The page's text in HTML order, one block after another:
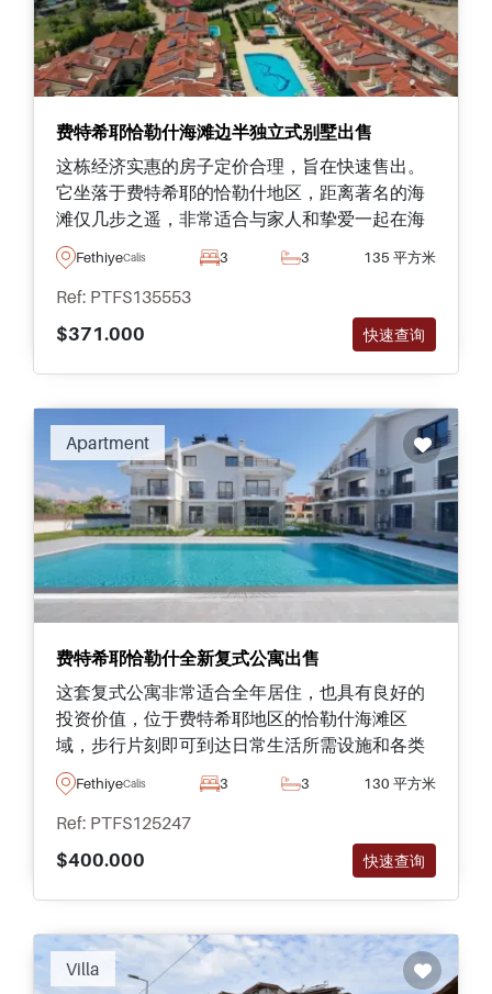
费特希耶恰勒什海滩边半独立式别墅出售
这栋经济实惠的房子定价合理，旨在快速售出。
它坐落于费特希耶的恰勒什地区，距离著名的海
滩仅几步之遥，非常适合与家人和挚爱一起在海
边度过漫长的午后时光。 &nbsp;
FethiyeCalis 3 3 135 平方米
Ref: PTFS135553
$371.000
快速查询
Apartment
费特希耶恰勒什全新复式公寓出售
这套复式公寓非常适合全年居住，也具有良好的
投资价值，位于费特希耶地区的恰勒什海滩区
域，步行片刻即可到达日常生活所需设施和各类
便利配套。
FethiyeCalis 3 3 130 平方米
Ref: PTFS125247
$400.000
快速查询
Villa